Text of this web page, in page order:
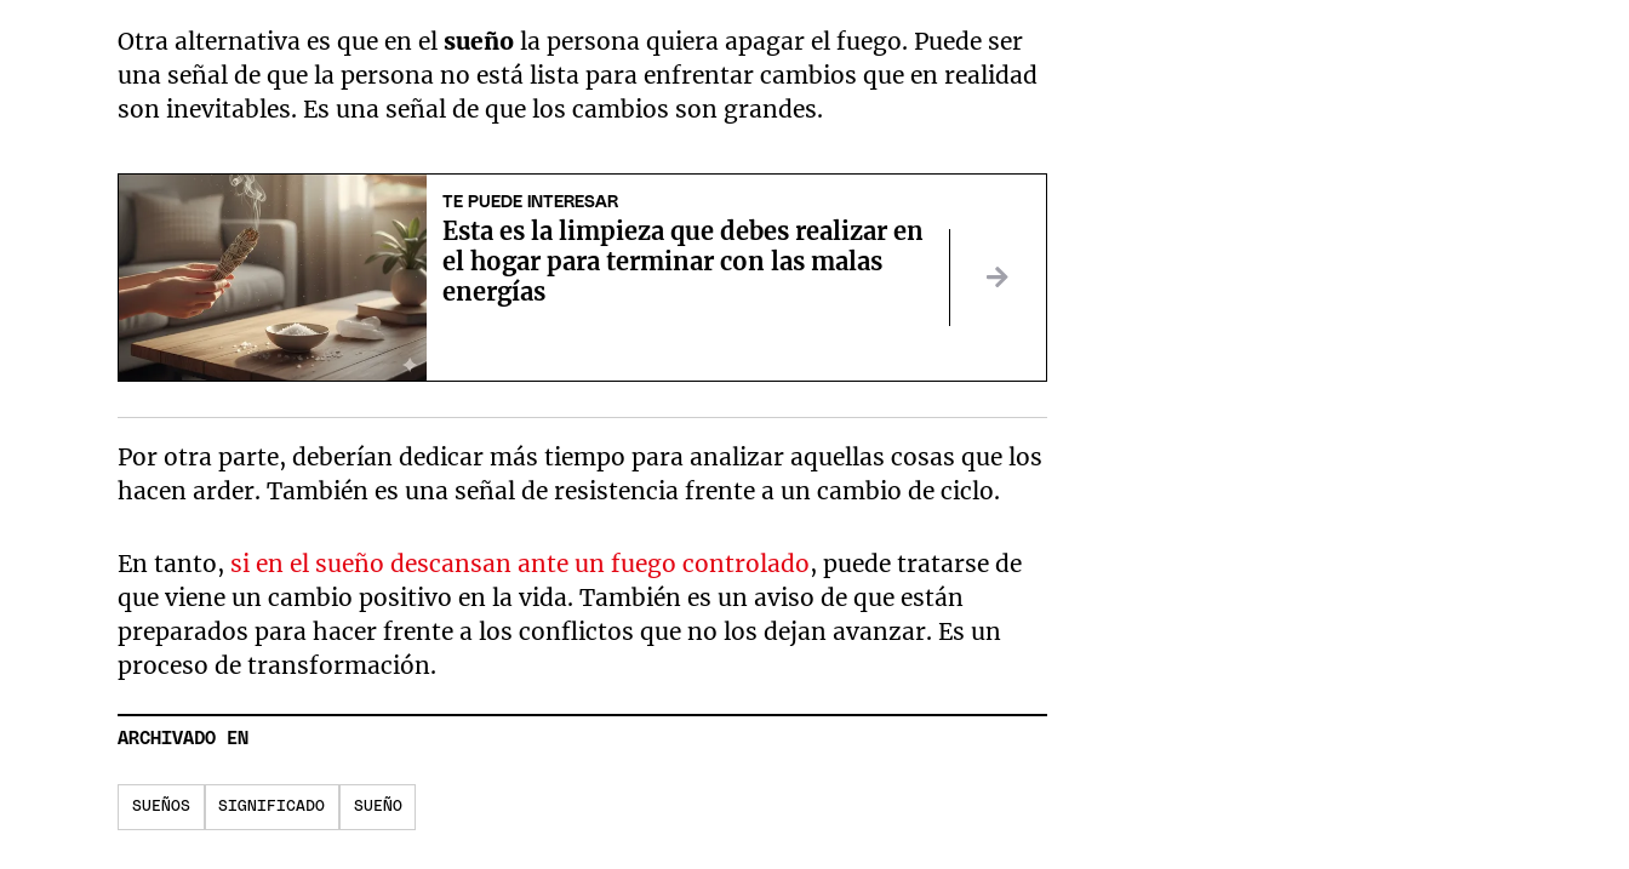
Otra alternativa es que en elsueñola persona quiera apagar el fuego. Puede ser
una señal de que la persona no está lista para enfrentar cambios que en realidad
son inevitables. Es una señal de que los cambios son grandes.
TE PUEDE INTERESAR
Esta es la limpieza que debes realizar en
el hogar para terminar con las malas
energías
Por otra parte, deberían dedicar más tiempo para analizar aquellas cosas que los
hacen arder. También es una señal de resistencia frente a un cambio de ciclo.
En tanto, si en el sueño descansan ante un fuego controlado, puede tratarse de
que viene un cambio positivo en la vida. También es un aviso de que están
preparados para hacer frente a los conflictos que no los dejan avanzar. Es un
proceso de transformación.
ARCHIVADO EN
SUEÑOS SIGNIFICADO SUEÑO